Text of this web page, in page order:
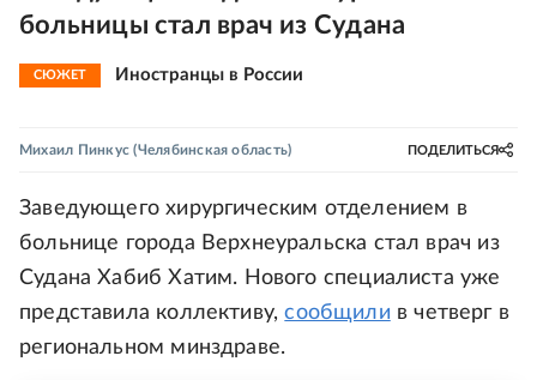
больницы стал врач из Судана
СЮЖЕТ Иностранцы в России
Михаил Пинкус (Челябинская область) ПОДЕЛИТЬСЯ
Заведующего хирургическим отделением в
больнице города Верхнеуральска стал врач из
Судана Хабиб Хатим. Нового специалиста уже
представила коллективу,сообщили в четверг в
региональном минздраве.